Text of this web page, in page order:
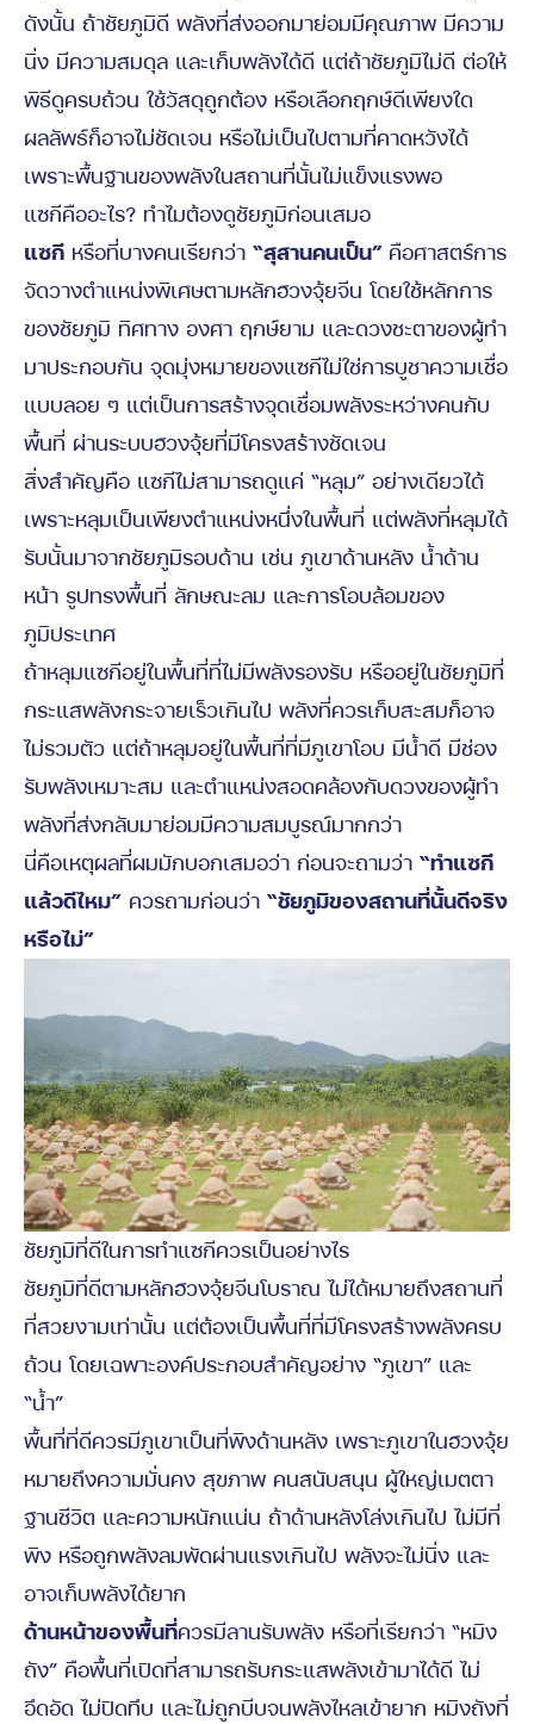
ดังนั้น ถ้าชัยภูมิดี พลังที่ส่งออกมาย่อมมีคุณภาพ มีความ
นิ่ง มีความสมดุล และเก็บพลังได้ดี แต่ถ้าชัยภูมิไม่ดี ต่อให้
พิธีดูครบถ้วน ใช้วัสดุถูกต้อง หรือเลือกฤกษ์ดีเพียงใด
ผลลัพธ์ก็อาจไม่ชัดเจน หรือไม่เป็นไปตามที่คาดหวังได้
เพราะพื้นฐานของพลังในสถานที่นั้นไม่แข็งแรงพอ
แซกีคืออะไร? ทำไมต้องดูชัยภูมิก่อนเสมอ
แซกี หรือที่บางคนเรียกว่า “สุสานคนเป็น” คือศาสตร์การ
จัดวางตำแหน่งพิเศษตามหลักฮวงจุ้ยจีน โดยใช้หลักการ
ของชัยภูมิ ทิศทาง องศา ฤกษ์ยาม และดวงชะตาของผู้ทำ
มาประกอบกัน จุดมุ่งหมายของแซกีไม่ใช่การบูชาความเชื่อ
แบบลอย ๆ แต่เป็นการสร้างจุดเชื่อมพลังระหว่างคนกับ
พื้นที่ ผ่านระบบฮวงจุ้ยที่มีโครงสร้างชัดเจน
สิ่งสำคัญคือ แซกีไม่สามารถดูแค่ “หลุม” อย่างเดียวได้
เพราะหลุมเป็นเพียงตำแหน่งหนึ่งในพื้นที่ แต่พลังที่หลุมได้
รับนั้นมาจากชัยภูมิรอบด้าน เช่น ภูเขาด้านหลัง น้ำด้าน
หน้า รูปทรงพื้นที่ ลักษณะลม และการโอบล้อมของ
ภูมิประเทศ
ถ้าหลุมแซกีอยู่ในพื้นที่ที่ไม่มีพลังรองรับ หรืออยู่ในชัยภูมิที่
กระแสพลังกระจายเร็วเกินไป พลังที่ควรเก็บสะสมก็อาจ
ไม่รวมตัว แต่ถ้าหลุมอยู่ในพื้นที่ที่มีภูเขาโอบ มีน้ำดี มีช่อง
รับพลังเหมาะสม และตำแหน่งสอดคล้องกับดวงของผู้ทำ
พลังที่ส่งกลับมาย่อมมีความสมบูรณ์มากกว่า
นี่คือเหตุผลที่ผมมักบอกเสมอว่า ก่อนจะถามว่า “ทำแซกี
แล้วดีไหม” ควรถามก่อนว่า “ชัยภูมิของสถานที่นั้นดีจริง
หรือไม่”
ชัยภูมิที่ดีในการทำแซกีควรเป็นอย่างไร
ชัยภูมิที่ดีตามหลักฮวงจุ้ยจีนโบราณ ไม่ได้หมายถึงสถานที่
ที่สวยงามเท่านั้น แต่ต้องเป็นพื้นที่ที่มีโครงสร้างพลังครบ
ถ้วน โดยเฉพาะองค์ประกอบสำคัญอย่าง “ภูเขา” และ
“น้ำ”
พื้นที่ที่ดีควรมีภูเขาเป็นที่พิงด้านหลัง เพราะภูเขาในฮวงจุ้ย
หมายถึงความมั่นคง สุขภาพ คนสนับสนุน ผู้ใหญ่เมตตา
ฐานชีวิต และความหนักแน่น ถ้าด้านหลังโล่งเกินไป ไม่มีที่
พิง หรือถูกพลังลมพัดผ่านแรงเกินไป พลังจะไม่นิ่ง และ
อาจเก็บพลังได้ยาก
ด้านหน้าของพื้นที่ควรมีลานรับพลัง หรือที่เรียกว่า “หมิง
ถัง” คือพื้นที่เปิดที่สามารถรับกระแสพลังเข้ามาได้ดี ไม่
อึดอัด ไม่ปิดทึบ และไม่ถูกบีบจนพลังไหลเข้ายาก หมิงถังที่